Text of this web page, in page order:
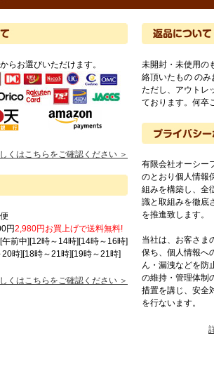
らお選びいただけます。
くはこちらをご確認ください ＞
円2,980円お買上げで送料無料!
[午前中][12時～14時][14時～16時]
時][18時～21時][19時～21時]
くはこちらをご確認ください ＞
未開封・未使用の
絡頂いたもの の
ただし、アウトレ
ております。何卒
有限会社オーシー
のとおり個人情報
組みを構築し、全
識と取組みを徹底
を推進致します。
当社は、お客さま
保ち、個人情報へ
ん・漏洩などを防
の維持・管理体制
措置を講じ、安全
を行ないます。